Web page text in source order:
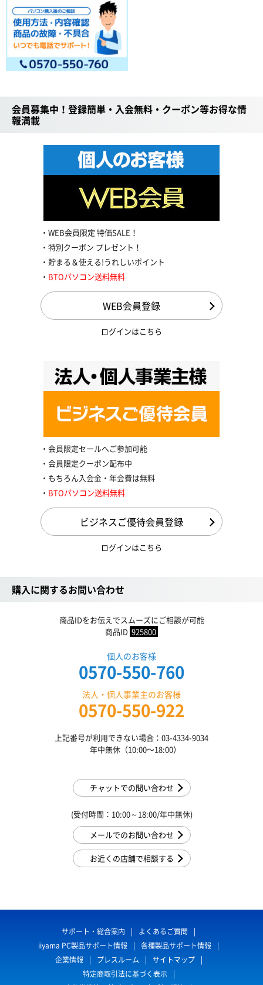
会員募集中！登録簡単・入会無料・クーポン等お得な情
報満載
WEB会員限定 特価SALE！
特別クーポン プレゼント！
貯まる＆使える!うれしいポイント
BTOパソコン送料無料
WEB会員登録
ログインはこちら
会員限定セールへご参加可能
会員限定クーポン配布中
もちろん入会金・年会費は無料
BTOパソコン送料無料
ビジネスご優待会員登録
ログインはこちら
購入に関するお問い合わせ
商品IDをお伝えでスムーズにご相談が可能
商品ID 925800
個人のお客様
0570-550-760
法人・個人事業主のお客様
0570-550-922
上記番号が利用できない場合：03-4334-9034
年中無休（10:00〜18:00）
チャットでの問い合わせ
(受付時間：10:00～18:00/年中無休)
メールでのお問い合わせ
お近くの店舗で相談する
サポート・総合案内
よくあるご質問
iiyama PC製品サポート情報
各種製品サポート情報
企業情報
プレスルーム
サイトマップ
特定商取引法に基づく表示